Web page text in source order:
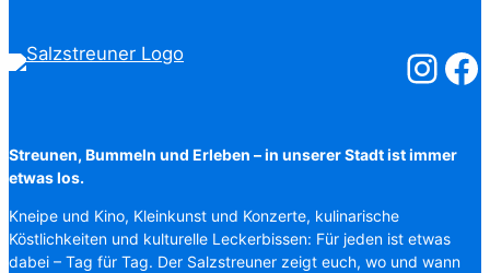
Streunen, Bummeln und Erleben – in unserer Stadt ist immer
etwas los.
Kneipe und Kino, Kleinkunst und Konzerte, kulinarische
Köstlichkeiten und kulturelle Leckerbissen: Für jeden ist etwas
dabei – Tag für Tag. Der Salzstreuner zeigt euch, wo und wann